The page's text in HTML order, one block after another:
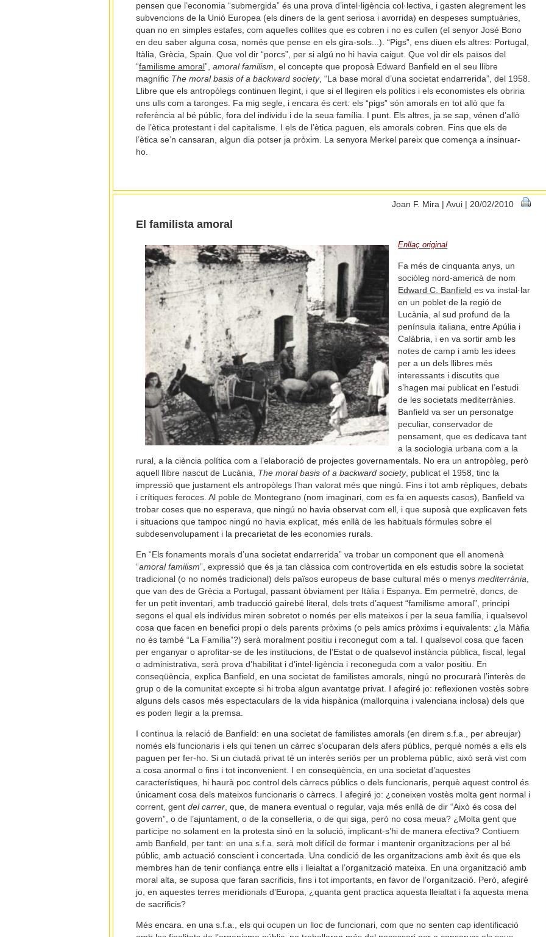
pensen que l’economia “submergida” és una prova d’intel·ligència col·lectiva, i gasten alegrement les
subvencions de la Unió Europea (els diners de la gent seriosa i avorrida) en despeses sumptuàries,
quan no en simples estafes, com aquelles collites que es cobren i no es cullen (el senyor José Bono
en deu saber alguna cosa, només que pense en els gira-sols...). “Pigs”, ens diuen els altres: Portugal,
Itàlia, Grècia, Spain. Que vol dir “porcs”, per si algú no hi havia caigut. Que vol dir els països del
“familisme amoral”,amoral familism, el concepte que proposà Edward Banfield en el seu llibre
magnífic The moral basis of a backward society, “La base moral d’una societat endarrerida”, del 1958.
Llibre que els antropòlegs continuen llegint, i que si el llegiren els polítics i els economistes els obriria
uns ulls com a taronges. Fa mig segle, i encara és cert: els “pigs” són amorals en tot allò que fa
referència al bé públic, fora del individu i de la seua família. I punt. Els altres, ja se sap, vénen d’allò
de l’ètica protestant i del capitalisme. I els de l’ètica paguen, els amorals cobren. Fins que els de
l’ètica se’n cansaran, algun dia potser ja pròxim. La senyora Merkel pareix que comença a insinuar-
ho.
Joan F. Mira | Avui | 20/02/2010
El familista amoral
Enllaç original
Fa més de cinquanta anys, un
sociòleg nord-americà de nom
Edward C. Banfield es va instal·lar
en un poblet de la regió de
Lucània, al sud profund de la
península italiana, entre Apúlia i
Calàbria, i en va sortir amb les
notes de camp i amb les idees
per a un dels llibres més
interessants i discutits que
s’hagen mai publicat en l’estudi
de les societats mediterrànies.
Banfield va ser un personatge
peculiar, conservador de
pensament, que es dedicava tant
a la sociologia urbana com a la
rural, a la ciència política com a l’elaboració de projectes governamentals. No era un antropòleg, però
aquell llibre nascut de Lucània, The moral basis of a backward society, publicat el 1958, tinc la
impressió que justament els antropòlegs l’han valorat més que ningú. Fins i tot amb rèpliques, debats
i crítiques feroces. Al poble de Montegrano (nom imaginari, com es fa en aquests casos), Banfield va
trobar coses que no esperava, que ningú no havia observat com ell, i que suposà que explicaven fets
i situacions que tampoc ningú no havia explicat, més enllà de les habituals fórmules sobre el
subdesenvolupament i la precarietat de les economies rurals.
En “Els fonaments morals d’una societat endarrerida” va trobar un component que ell anomenà
“amoral familism”, expressió que és ja tan clàssica com controvertida en els estudis sobre la societat
tradicional (o no només tradicional) dels països europeus de base cultural més o menysmediterrània,
que van des de Grècia a Portugal, passant òbviament per Itàlia i Espanya. Em permetré, doncs, de
fer un petit inventari, amb traducció gairebé literal, dels trets d’aquest “familisme amoral”, principi
segons el qual els individus miren sobretot o només per ells mateixos i per la seua família, i qualsevol
cosa que facen en benefici propi o dels parents pròxims (o pels amics pròxims i equivalents: ¿la Màfia
no és també “La Família”?) serà moralment positiu i reconegut com a tal. I qualsevol cosa que facen
per enganyar o aprofitar-se de les institucions, de l’Estat o de qualsevol instància pública, fiscal, legal
o administrativa, serà prova d’habilitat i d’intel·ligència i reconeguda com a valor positiu. En
conseqüència, explica Banfield, en una societat de familistes amorals, ningú no procurarà l’interès de
grup o de la comunitat excepte si hi troba algun avantatge privat. I afegiré jo: reflexionen vostès sobre
alguns dels casos més espectaculars de la vida hispànica (mallorquina i valenciana inclosa) dels que
es poden llegir a la premsa.
I continua la relació de Banfield: en una societat de familistes amorals (en direm s.f.a., per abreujar)
només els funcionaris i els qui tenen un càrrec s’ocuparan dels afers públics, perquè només a ells els
paguen per fer-ho. Si un ciutadà privat té un interès seriós per un problema públic, això serà vist com
a cosa anormal o fins i tot inconvenient. I en conseqüència, en una societat d’aquestes
característiques, hi haurà poc control dels càrrecs públics o dels funcionaris, perquè aquest control és
únicament cosa dels mateixos funcionaris o càrrecs. I afegiré jo: ¿coneixen vostès molta gent normal i
corrent, gentdel carrer, que, de manera eventual o regular, vaja més enllà de dir “Això és cosa del
govern”, o de l’ajuntament, o de la conselleria, o de qui siga, però no cosa meua? ¿Molta gent que
participe no solament en la protesta sinó en la solució, implicant-s’hi de manera efectiva? Contiuem
amb Banfield, per tant: en una s.f.a. serà molt difícil de formar i mantenir organitzacions per al bé
públic, amb actuació conscient i concertada. Una condició de les organitzacions amb èxit és que els
membres han de tenir confiança entre ells i lleialtat a l’organització mateixa. En una organització amb
moral alta, se suposa que faran sacrificis, fins i tot importants, en favor de l’organització. Però, afegiré
jo, en aquestes terres meridionals d’Europa, ¿quanta gent practica aquesta lleialtat i fa aquesta mena
de sacrificis?
Més encara. en una s.f.a., els qui ocupen un lloc de funcionari, com que no senten cap identificació